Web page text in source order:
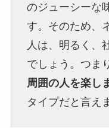
のジューシーな
す。そのため、
人は、明るく、
でしょう。つま
周囲の人を楽し
タイプだと言え